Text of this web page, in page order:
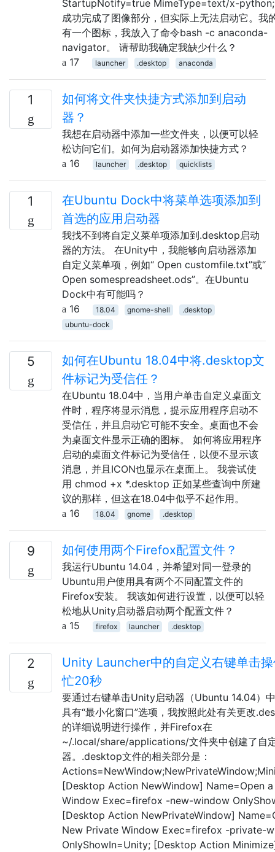
StartupNotify=true MimeType=text/x-python;
成功完成了图像部分，但实际上无法启动它。我
有一个图标，我放入了命令bash -c anaconda-
navigator。 请帮助我确定我缺少什么？
17
launcher .desktop anaconda
1
如何将文件夹快捷方式添加到启动
器？
我想在启动器中添加一些文件夹，以便可以轻
松访问它们。如何为启动器添加快捷方式？
16
launcher .desktop quicklists
1
在Ubuntu Dock中将菜单选项添加到
首选的应用启动器
我找不到将自定义菜单项添加到.desktop启动
器的方法。 在Unity中，我能够向启动器添加
自定义菜单项，例如“ Open customfile.txt”或“
Open somespreadsheet.ods”。在Ubuntu
Dock中有可能吗？
16
18.04 gnome-shell
.desktop
ubuntu-dock
5
如何在Ubuntu 18.04中将.desktop文
件标记为受信任？
在Ubuntu 18.04中，当用户单击自定义桌面文
件时，程序将显示消息，提示应用程序启动不
受信任，并且启动它可能不安全。桌面也不会
为桌面文件显示正确的图标。 如何将应用程序
启动的桌面文件标记为受信任，以便不显示该
消息，并且ICON也显示在桌面上。 我尝试使
用 chmod +x *.desktop 正如某些查询中所建
议的那样，但这在18.04中似乎不起作用。
16
18.04 gnome .desktop
9 如何使用两个Firefox配置文件？
我运行Ubuntu 14.04，并希望对同一登录的
Ubuntu用户使用具有两个不同配置文件的
Firefox安装。 我该如何进行设置，以便可以轻
松地从Unity启动器启动两个配置文件？
15
firefox launcher .desktop
2
Unity Launcher中的自定义右键单击
忙20秒
要通过右键单击Unity启动器（Ubuntu 14.04）
具有“最小化窗口”选项，我按照此处有关更改
的详细说明进行操作，并Firefox在
~/.local/share/applications/文件夹中创建了自
器。.desktop文件的相关部分是：
[Desktop Action NewWindow] Name=Open
Window Exec=firefox -new-window
[Desktop Action NewPrivateWindow]
New Private Window Exec=firefox -private-
OnlyShowIn=Unity; [Desktop Action